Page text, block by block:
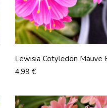
Lewisia Cotyledon Mauve
11 Cm
Prix
4,99 €